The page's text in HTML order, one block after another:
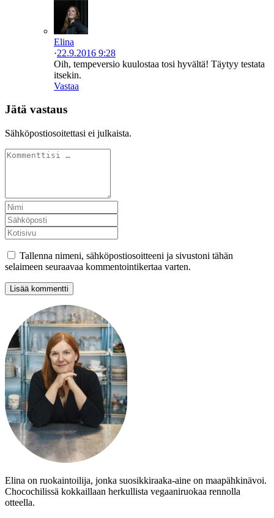
Elina
·22.9.2016 9:28
Oih, tempeversio kuulostaa tosi hyvältä! Täytyy testata
itsekin.
Vastaa
Jätä vastaus
Sähköpostiosoitettasi ei julkaista.
Tallenna nimeni, sähköpostiosoitteeni ja sivustoni tähän
selaimeen seuraavaa kommentointikertaa varten.
Elina on ruokaintoilija, jonka suosikkiraaka-aine on maapähkinävoi.
Chocochilissä kokkaillaan herkullista vegaaniruokaa rennolla
otteella.